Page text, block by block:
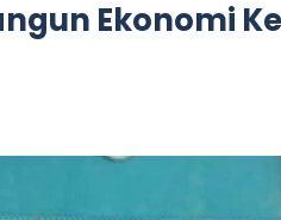
Ekonomi